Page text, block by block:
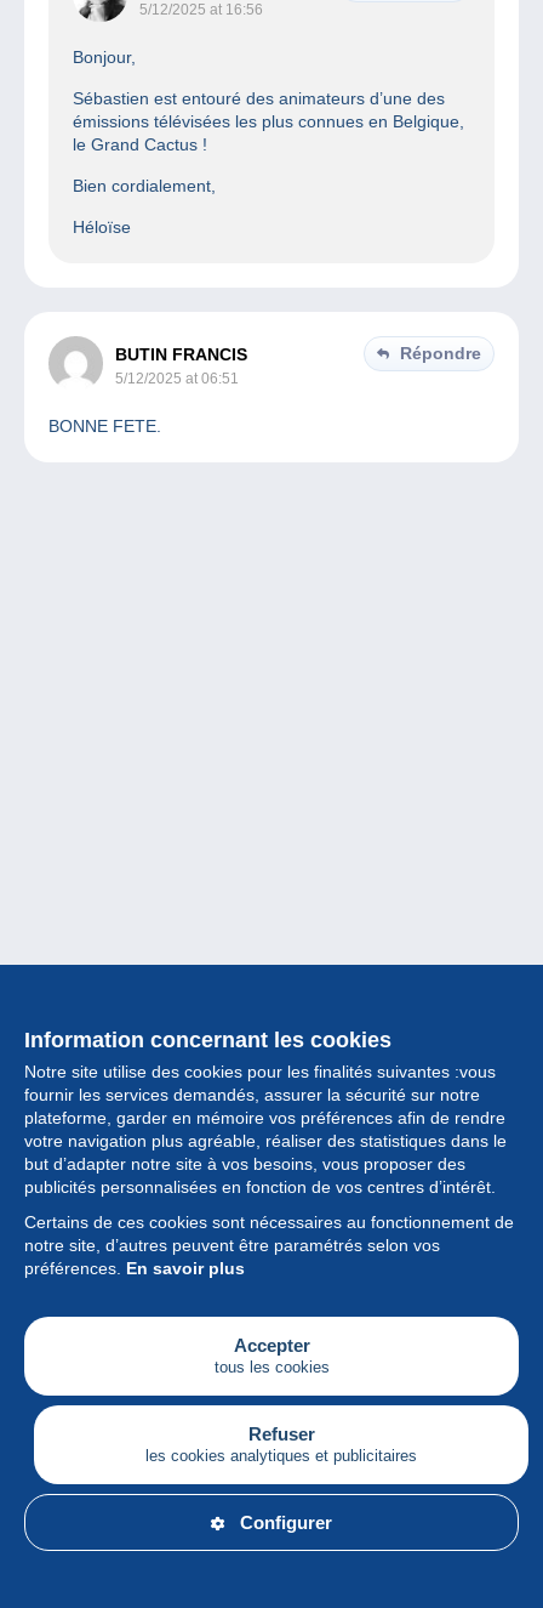
5/12/2025 at 16:56
Bonjour,
Sébastien est entouré des animateurs d’une des
émissions télévisées les plus connues en Belgique,
le Grand Cactus !
Bien cordialement,
Héloïse
BUTIN FRANCIS
5/12/2025 at 06:51
Répondre
BONNE FETE.
Information concernant les cookies
Notre site utilise des cookies pour les finalités suivantes :vous
fournir les services demandés, assurer la sécurité sur notre
plateforme, garder en mémoire vos préférences afin de rendre
votre navigation plus agréable, réaliser des statistiques dans le
but d’adapter notre site à vos besoins, vous proposer des
publicités personnalisées en fonction de vos centres d’intérêt.
Certains de ces cookies sont nécessaires au fonctionnement de
notre site, d’autres peuvent être paramétrés selon vos
préférences. En savoir plus
Accepter
tous les cookies
Refuser
les cookies analytiques et publicitaires
Configurer
Collection
Actualités
Fonctionnalités
Société
Services
Articles
Français